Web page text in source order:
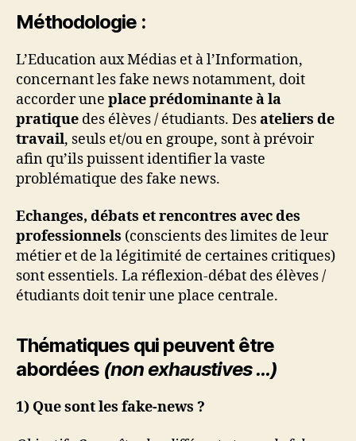
Méthodologie :
L’Education aux Médias et à l’Information,
concernant les fake news notamment, doit
accorder une place prédominante à la
pratique des élèves / étudiants. Desateliers de
travail, seuls et/ou en groupe, sont à prévoir
afin qu’ils puissent identifier la vaste
problématique des fake news.
Echanges, débats et rencontres avec des
professionnels (conscients des limites de leur
métier et de la légitimité de certaines critiques)
sont essentiels. La réflexion-débat des élèves /
étudiants doit tenir une place centrale.
Thématiques qui peuvent être
abordées (non exhaustives …)
1) Que sont les fake-news ?